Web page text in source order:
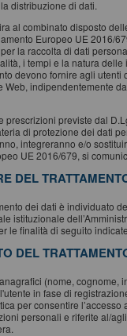
distribuzione di dati.
al combinato disposto
Europeo UE 2016/
la raccolta di dati
i tempi e la natura delle
devono fornire agli utenti
Web, indipendentemente
prescrizioni previste dal
di protezione dei dati
integreranno e/o
UE 2016/679, si
DEL
dei dati è individuato
istituzionale
le finalità di seguito
DEL
(nome, cognome,
in fase di
per consentire l’accesso
personali e riferite al/